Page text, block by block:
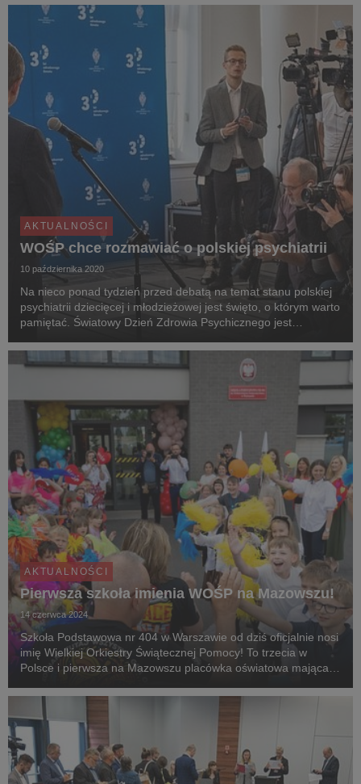
608,68 PLN więcej niż w rok wcześniej. To naprawdę ...
AKTUALNOŚCI
WOŚP chce rozmawiać o polskiej psychiatrii
10 października 2020
Na nieco ponad tydzień przed debatą na temat stanu polskiej
psychiatrii dziecięcej i młodzieżowej jest święto, o którym warto
pamiętać. Światowy Dzień Zdrowia Psychicznego jest
celem jest podniesienie świadomości na...
AKTUALNOŚCI
Pierwsza szkoła imienia WOŚP na Mazowszu!
14 czerwca 2024
Szkoła Podstawowa nr 404 w Warszawie od dziś oficjalnie nosi
imię Wielkiej Orkiestry Świątecznej Pomocy! To trzecia w
Polsce i pierwsza na Mazowszu placówka oświatowa mająca